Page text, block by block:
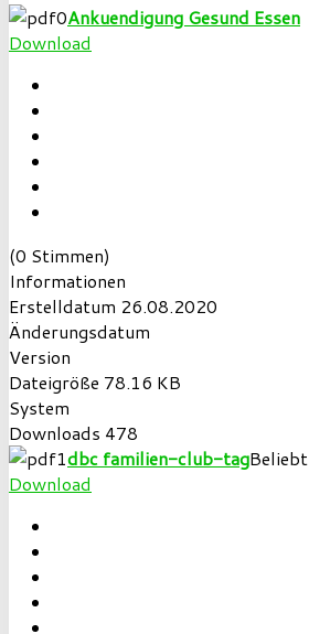
Ankuendigung Gesund Essen
Download
(0 Stimmen)
Informationen
Erstelldatum 26.08.2020
Änderungsdatum
Version
Dateigröße 78.16 KB
System
Downloads 478
dbc familien-club-tagBeliebt
Download